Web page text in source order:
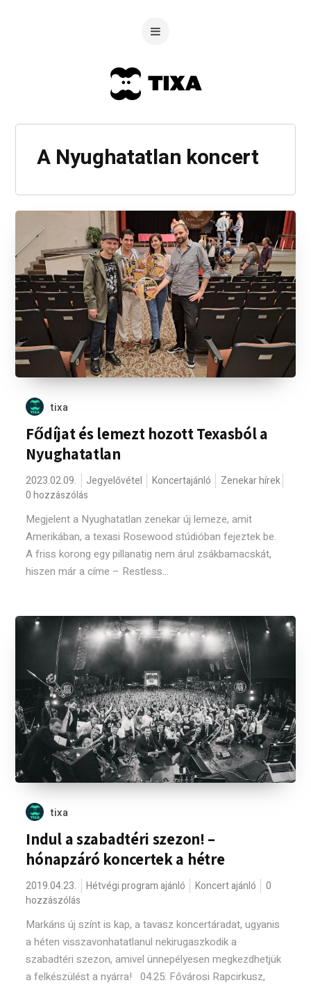
A Nyughatatlan koncert
tixa
Fődíjat és lemezt hozott Texasból a
Nyughatatlan
2023.02.09. Jegyelővétel Koncertajánló
Zenekar hírek
0 hozzászólás
Megjelent a Nyughatatlan zenekar új lemeze, amit
Amerikában, a texasi Rosewood stúdióban fejeztek be.
A friss korong egy pillanatig nem árul zsákbamacskát,
hiszen már a címe – Restless...
tixa
Indul a szabadtéri szezon! –
hónapzáró koncertek a hétre
2019.04.23. Hétvégi program ajánló Koncert ajánló
0
hozzászólás
Markáns új színt is kap, a tavasz koncertáradat, ugyanis
a héten visszavonhatatlanul nekirugaszkodik a
szabadtéri szezon, amivel ünnepélyesen megkezdhetjük
a felkészülést a nyárra! 04.25: Fővárosi Rapcirkusz,